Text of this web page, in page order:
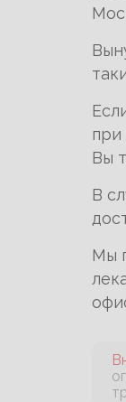
при
Вы
В
Мы